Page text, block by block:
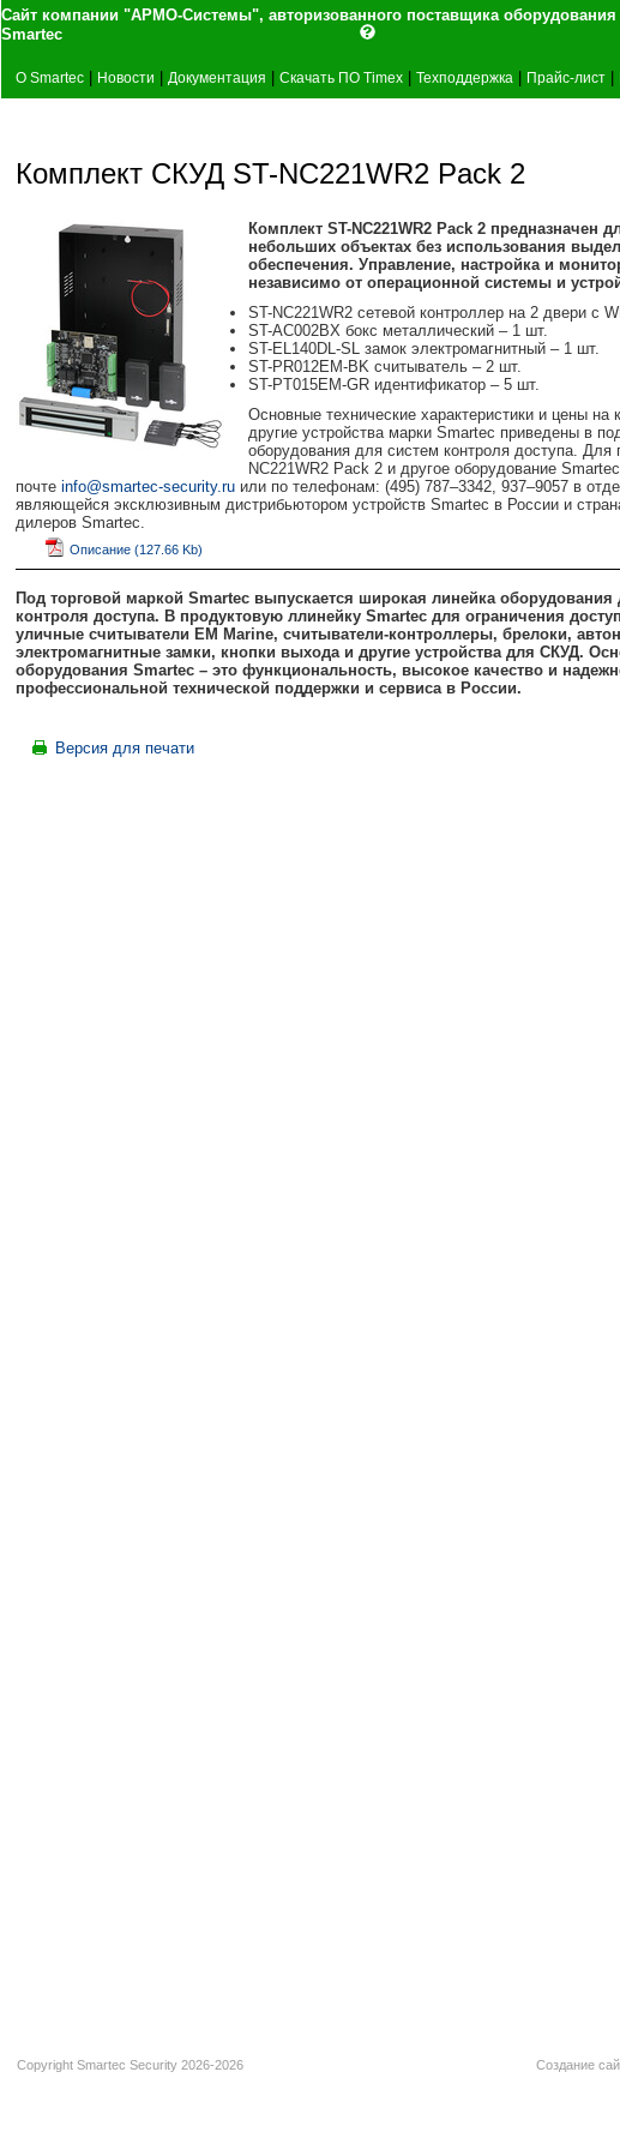
Сайт компании "АРМО-Системы", авторизованного поставщика оборудования
Smartec
О Smartec Новости Документация Скачать ПО Timex Техподдержка Прайс-лист
Комплект СКУД ST-NC221WR2 Pack 2
Комплект ST-NC221WR2 Pack 2 предназначен
небольших объектах без использования
обеспечения. Управление, настройка и
независимо от операционной системы и
ST-NC221WR2 сетевой контроллер на 2 двери c
ST-AC002BX бокс металлический – 1 шт.
ST-EL140DL-SL замок электромагнитный – 1 шт.
ST-PR012EM-BK считыватель – 2 шт.
ST-PT015EM-GR идентификатор – 5 шт.
Основные технические характеристики и цены
другие устройства марки Smartec приведены в
оборудования для систем контроля доступа.
NC221WR2 Pack 2 и другое оборудование
почте info@smartec-security.ru или по телефонам: (495) 787–3342, 937–9057 в
являющейся эксклюзивным дистрибьютором устройств Smartec в России и
дилеров Smartec.
Описание (127.66 Kb)
Под торговой маркой Smartec выпускается широкая линейка
контроля доступа. В продуктовую ллинейку Smartec для ограничения
уличные считыватели EM Marine, считыватели-контроллеры, брелоки,
электромагнитные замки, кнопки выхода и другие устройства для СКУД.
оборудования Smartec – это функциональность, высокое качество и
профессиональной технической поддержки и сервиса в России.
Версия для печати
Copyright Smartec Security 2026-2026 Создание